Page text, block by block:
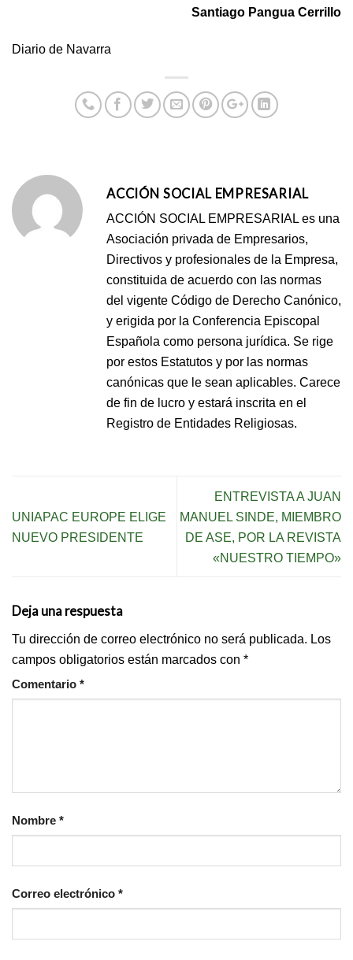
Santiago Pangua Cerrillo
Diario de Navarra
ACCIÓN SOCIAL EMPRESARIAL
ACCIÓN SOCIAL EMPRESARIAL es una
Asociación privada de Empresarios,
Directivos y profesionales de la Empresa,
constituida de acuerdo con las normas
del vigente Código de Derecho Canónico,
y erigida por la Conferencia Episcopal
Española como persona jurídica. Se rige
por estos Estatutos y por las normas
canónicas que le sean aplicables. Carece
de fin de lucro y estará inscrita en el
Registro de Entidades Religiosas.
UNIAPAC EUROPE ELIGE
NUEVO PRESIDENTE
ENTREVISTA A JUAN
MANUEL SINDE, MIEMBRO
DE ASE, POR LA REVISTA
«NUESTRO TIEMPO»
Deja una respuesta
Tu dirección de correo electrónico no será publicada. Los
campos obligatorios están marcados con *
Comentario *
Nombre *
Correo electrónico *